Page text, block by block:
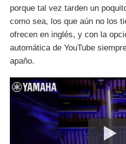
porque tal vez tarden un
como sea, los que aún no los
ofrecen en inglés, y con la
automática de YouTube
apaño.